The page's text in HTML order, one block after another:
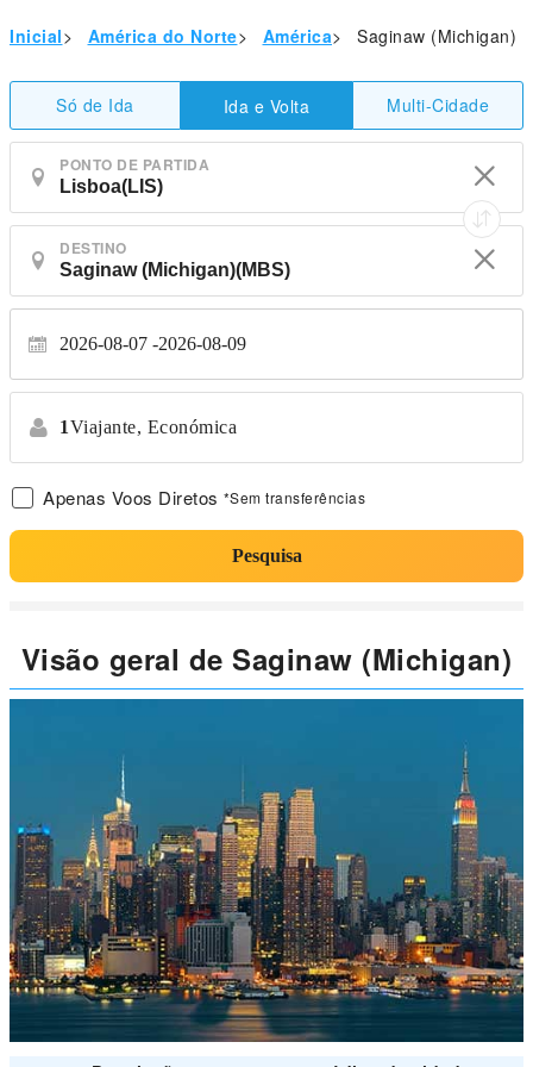
Inicial> América do Norte> América> Saginaw (Michigan)
Só de Ida Ida e Volta Multi-Cidade
PONTO DE PARTIDA
DESTINO
2026-08-07 2026-08-09
1Viajante, Económica
Apenas Voos Diretos *Sem transferências
Pesquisa
Visão geral de Saginaw (Michigan)